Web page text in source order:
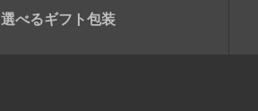
選べるギフト包装